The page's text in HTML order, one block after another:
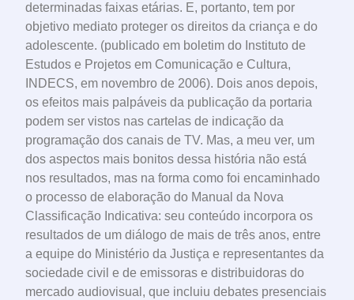
determinadas faixas etárias. E, portanto, tem por
objetivo mediato proteger os direitos da criança e do
adolescente. (publicado em boletim do Instituto de
Estudos e Projetos em Comunicação e Cultura,
INDECS, em novembro de 2006). Dois anos depois,
os efeitos mais palpáveis da publicação da portaria
podem ser vistos nas cartelas de indicação da
programação dos canais de TV. Mas, a meu ver, um
dos aspectos mais bonitos dessa história não está
nos resultados, mas na forma como foi encaminhado
o processo de elaboração do Manual da Nova
Classificação Indicativa: seu conteúdo incorpora os
resultados de um diálogo de mais de três anos, entre
a equipe do Ministério da Justiça e representantes da
sociedade civil e de emissoras e distribuidoras do
mercado audiovisual, que incluiu debates presenciais